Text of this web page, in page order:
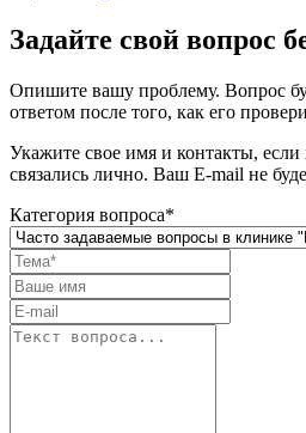
Задайте свой вопрос
Опишите вашу проблему. Вопрос
ответом после того, как его
Укажите свое имя и контакты, если
связались лично. Ваш E-mail не
Категория вопроса*